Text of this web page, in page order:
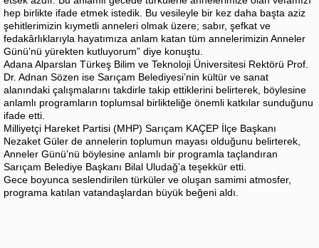
hep birlikte ifade etmek istedik. Bu vesileyle bir kez daha başta aziz
şehitlerimizin kıymetli anneleri olmak üzere; sabır, şefkat ve
fedakârlıklarıyla hayatımıza anlam katan tüm annelerimizin Anneler
Günü’nü yürekten kutluyorum” diye konuştu.
Adana Alparslan Türkeş Bilim ve Teknoloji Üniversitesi Rektörü Prof.
Dr. Adnan Sözen ise Sarıçam Belediyesi’nin kültür ve sanat
alanındaki çalışmalarını takdirle takip ettiklerini belirterek, böylesine
anlamlı programların toplumsal birlikteliğe önemli katkılar sunduğunu
ifade etti.
Milliyetçi Hareket Partisi (MHP) Sarıçam KAÇEP İlçe Başkanı
Nezaket Güler de annelerin toplumun mayası olduğunu belirterek,
Anneler Günü’nü böylesine anlamlı bir programla taçlandıran
Sarıçam Belediye Başkanı Bilal Uludağ’a teşekkür etti.
Gece boyunca seslendirilen türküler ve oluşan samimi atmosfer,
programa katılan vatandaşlardan büyük beğeni aldı.